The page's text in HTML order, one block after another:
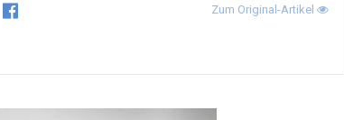
Zum Original-Artikel